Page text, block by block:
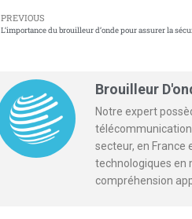
PREVIOUS
L’importance du brouilleur d’onde pour assurer la
Brouilleur
Notre expert
secteur, en France
technologiques en
compréhension